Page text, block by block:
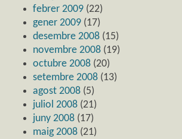
febrer 2009 (22)
gener 2009 (17)
desembre 2008 (15)
novembre 2008 (19)
octubre 2008 (20)
setembre 2008 (13)
agost 2008 (5)
juliol 2008 (21)
juny 2008 (17)
maig 2008 (21)